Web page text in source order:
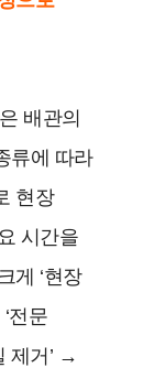
배관의
류에 따라
현장
시간을
게 ‘현장
전문
제거’ →